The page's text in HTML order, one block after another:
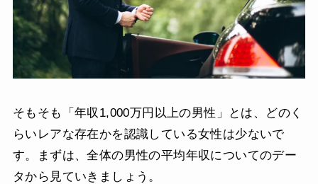
そもそも「年収1,000万円以上の男性」とは、どのく
らいレアな存在かを認識している女性は少ないで
す。まずは、全体の男性の平均年収についてのデー
タから見ていきましょう。